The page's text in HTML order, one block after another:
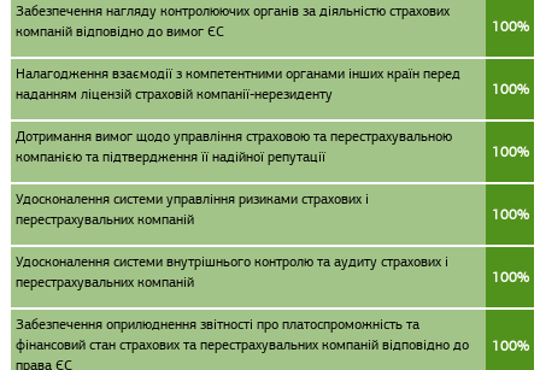
Забезпечення нагляду контролюючих органів за діяльністю страхових
компаній відповідно до вимог ЄС
100%
Налагодження взаємодії з компетентними органами інших країн перед
наданням ліцензій страховій компанії-нерезиденту
100%
Дотримання вимог щодо управління страховою та перестрахувальною
компанією та підтвердження її надійної репутації
100%
Удосконалення системи управління ризиками страхових і
перестрахувальних компаній
100%
Удосконалення системи внутрішнього контролю та аудиту страхових і
перестрахувальних компаній
100%
Забезпечення оприлюднення звітності про платоспроможність та
фінансовий стан страхових та перестрахувальних компаній відповідно до
права ЄС
100%